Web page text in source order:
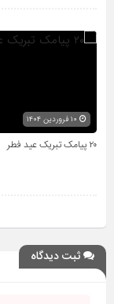
۲۰ پیامک تبریک عید فطر
ثبت دیدگاه